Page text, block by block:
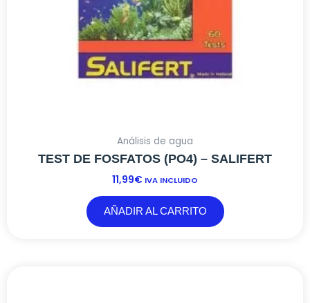
Análisis de agua
TEST DE FOSFATOS (PO4) – SALIFERT
11,99€ IVA INCLUIDO
AÑADIR AL CARRITO